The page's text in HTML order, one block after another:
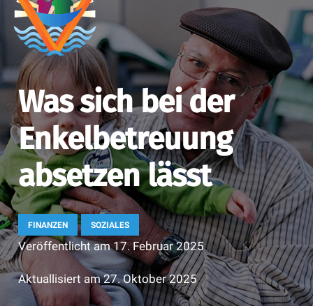
Was sich bei der
Enkelbetreuung
absetzen lässt
FINANZEN SOZIALES
Veröffentlicht am17. Februar 2025
Aktuallisiert am27. Oktober 2025